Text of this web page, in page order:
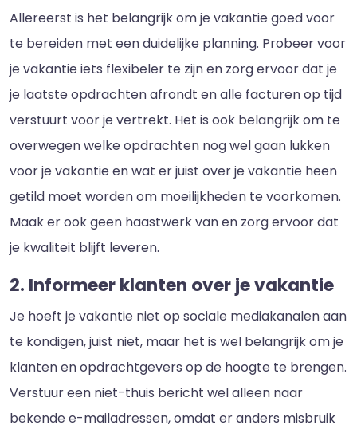
Allereerst is het belangrijk om je vakantie goed voor
te bereiden met een duidelijke planning. Probeer voor
je vakantie iets flexibeler te zijn en zorg ervoor dat je
je laatste opdrachten afrondt en alle facturen op tijd
verstuurt voor je vertrekt. Het is ook belangrijk om te
overwegen welke opdrachten nog wel gaan lukken
voor je vakantie en wat er juist over je vakantie heen
getild moet worden om moeilijkheden te voorkomen.
Maak er ook geen haastwerk van en zorg ervoor dat
je kwaliteit blijft leveren.
2. Informeer klanten over je vakantie
Je hoeft je vakantie niet op sociale mediakanalen aan
te kondigen, juist niet, maar het is wel belangrijk om je
klanten en opdrachtgevers op de hoogte te brengen.
Verstuur een niet-thuis bericht wel alleen naar
bekende e-mailadressen, omdat er anders misbruik